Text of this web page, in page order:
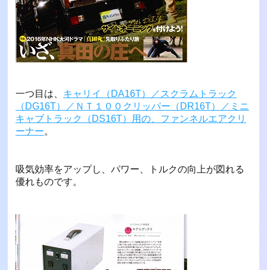
一つ目は、 キャリイ（DA16T）／スクラムトラック
（DG16T）／ＮＴ１００クリッパー（DR16T）／ミニ
キャブトラック（DS16T）用の、ファンネルエアクリ
ーナー。
吸気効率をアップし、パワー、トルクの向上が図れる
優れものです。